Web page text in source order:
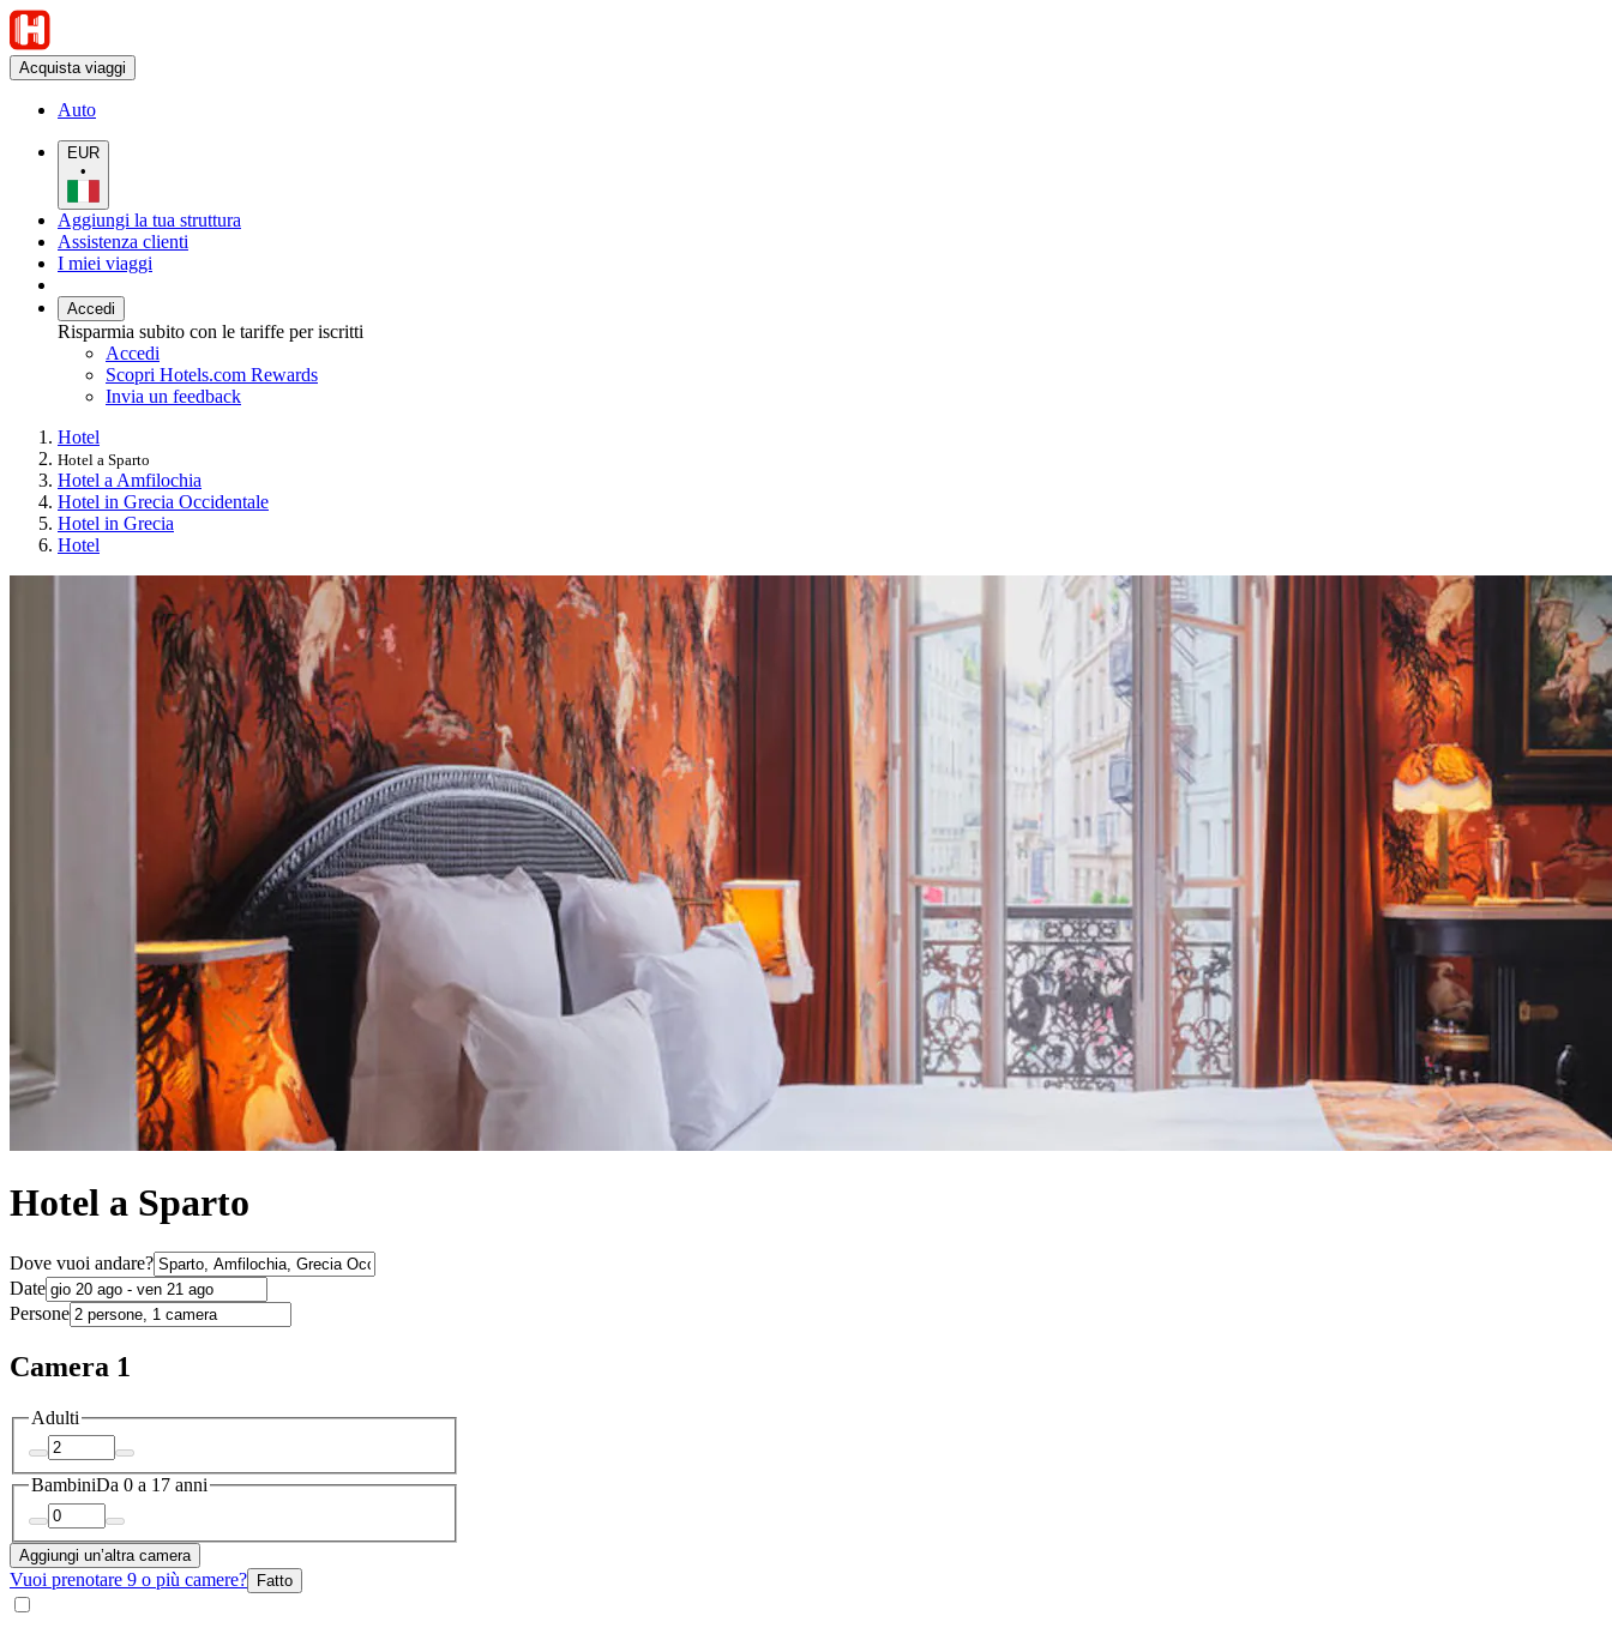
Acquista viaggi
Auto
EUR
•
Aggiungi la tua struttura
Assistenza clienti
I miei viaggi
Accedi
Risparmia subito con le tariffe per iscritti
Accedi
Scopri Hotels.com Rewards
Invia un feedback
Hotel
Hotel a Sparto
Hotel a Amfilochia
Hotel in Grecia Occidentale
Hotel in Grecia
Hotel
Hotel a Sparto
Dove vuoi andare?
Date
Persone
Camera 1
Adulti
BambiniDa 0 a 17 anni
Aggiungi un’altra camera
Vuoi prenotare 9 o più camere? Fatto